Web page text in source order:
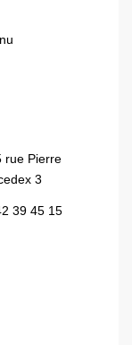
rue Pierre
3
39 45 15